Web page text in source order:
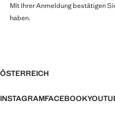
Mit Ihrer Anmeldung bestätigen
haben.
ÖSTERREICH
INSTAGRAMFACEBOOK